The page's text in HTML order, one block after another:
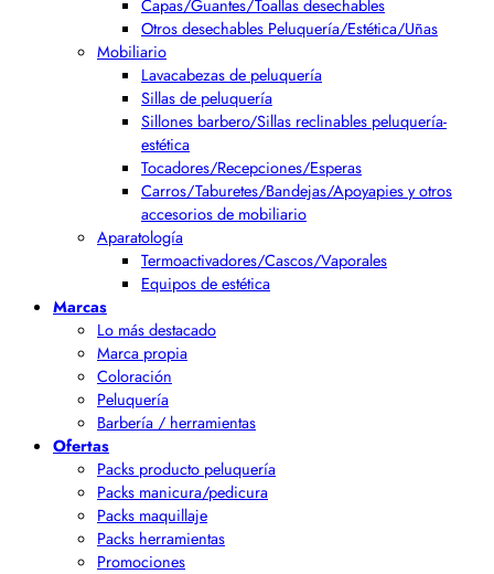
Capas/Guantes/Toallas desechables
Otros desechables Peluquería/Estética/Uñas
Mobiliario
Lavacabezas de peluquería
Sillas de peluquería
Sillones barbero/Sillas reclinables peluquería-
estética
Tocadores/Recepciones/Esperas
Carros/Taburetes/Bandejas/Apoyapies y otros
accesorios de mobiliario
Aparatología
Termoactivadores/Cascos/Vaporales
Equipos de estética
Marcas
Lo más destacado
Marca propia
Coloración
Peluquería
Barbería / herramientas
Ofertas
Packs producto peluquería
Packs manicura/pedicura
Packs maquillaje
Packs herramientas
Promociones